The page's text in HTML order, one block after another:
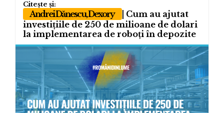
Andrei Dănescu, Dexory
| Cum au ajutat
investițiile de 250 de milioane de dolari
la implementarea de roboți în depozite